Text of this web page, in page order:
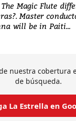
Magic Flute
Master
will be in Paiti...
nuestra cobertura
de búsqueda.
La Estrella en